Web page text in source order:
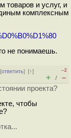
товаров и услуг, и
комплексным
не понимаешь.
ответить][↑]
–2
+ / –
проекта?
чтобы